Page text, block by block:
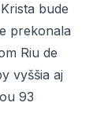
bude
prekonala
Riu de
vyššia aj
93